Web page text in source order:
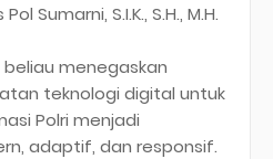
Sumarni, S.I.K., S.H., M.H.
menegaskan
teknologi digital untuk
Polri menjadi
adaptif, dan responsif.